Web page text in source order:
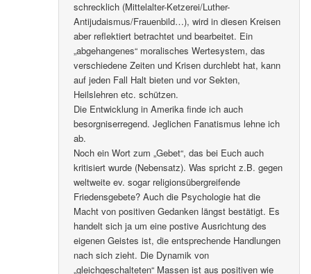
schrecklich (Mittelalter-Ketzerei/Luther-
Antijudaismus/Frauenbild…), wird in diesen Kreisen
aber reflektiert betrachtet und bearbeitet. Ein
„abgehangenes“ moralisches Wertesystem, das
verschiedene Zeiten und Krisen durchlebt hat, kann
auf jeden Fall Halt bieten und vor Sekten,
Heilslehren etc. schützen.
Die Entwicklung in Amerika finde ich auch
besorgniserregend. Jeglichen Fanatismus lehne ich
ab.
Noch ein Wort zum „Gebet“, das bei Euch auch
kritisiert wurde (Nebensatz). Was spricht z.B. gegen
weltweite ev. sogar religionsübergreifende
Friedensgebete? Auch die Psychologie hat die
Macht von positiven Gedanken längst bestätigt. Es
handelt sich ja um eine postive Ausrichtung des
eigenen Geistes ist, die entsprechende Handlungen
nach sich zieht. Die Dynamik von
„gleichgeschalteten“ Massen ist aus positiven wie